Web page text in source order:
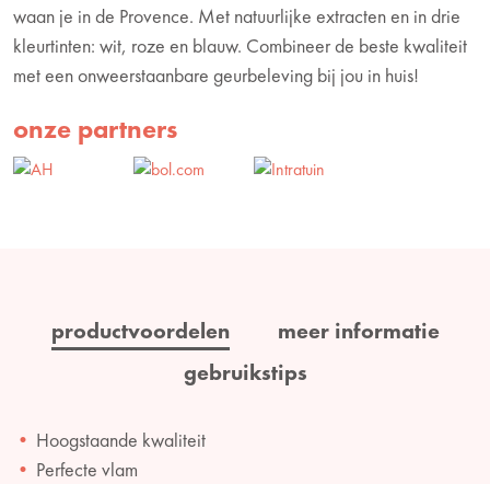
waan je in de Provence. Met natuurlijke extracten en in drie
kleurtinten: wit, roze en blauw. Combineer de beste kwaliteit
met een onweerstaanbare geurbeleving bij jou in huis!
onze partners
productvoordelen
meer informatie
gebruikstips
Hoogstaande kwaliteit
Perfecte vlam